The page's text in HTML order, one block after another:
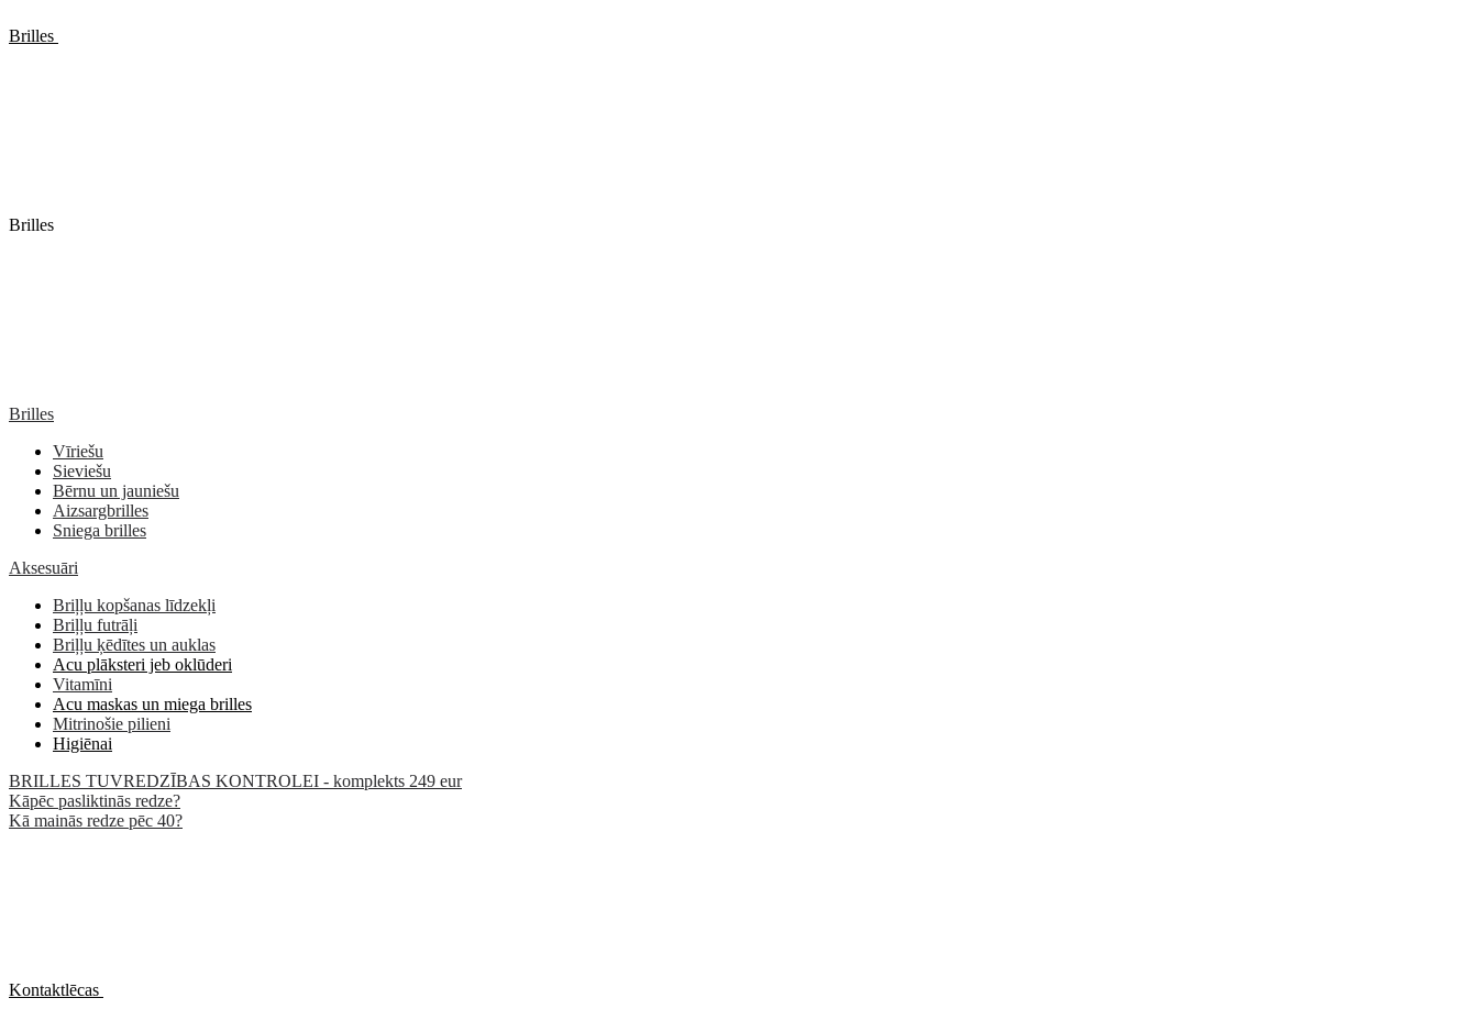
Brilles
Brilles
Brilles
Vīriešu
Sieviešu
Bērnu un jauniešu
Aizsargbrilles
Sniega brilles
Aksesuāri
Briļļu kopšanas līdzekļi
Briļļu futrāļi
Briļļu ķēdītes un auklas
Acu plāksteri jeb oklūderi
Vitamīni
Acu maskas un miega brilles
Mitrinošie pilieni
Higiēnai
BRILLES TUVREDZĪBAS KONTROLEI - komplekts 249 eur
Kāpēc pasliktinās redze?
Kā mainās redze pēc 40?
Kontaktlēcas